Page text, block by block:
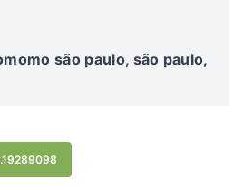
são paulo, são paulo,